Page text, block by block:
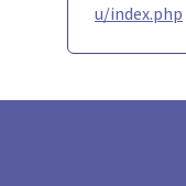
u/index.php